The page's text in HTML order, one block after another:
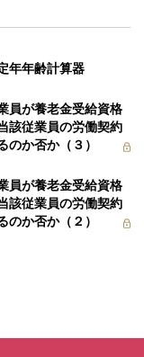
年年齢計算器
員が養老金受給資格
該従業員の労働契約
のか否か（３）
員が養老金受給資格
該従業員の労働契約
のか否か（２）